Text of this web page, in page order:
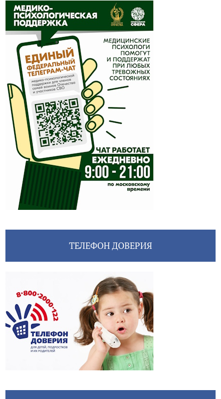
ТЕЛЕФОН ДОВЕРИЯ